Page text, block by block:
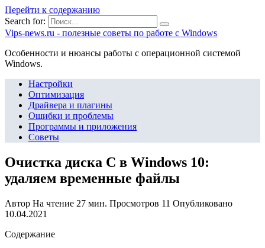
Перейти к содержанию
Search for:
Vips-news.ru - полезные советы по работе с Windows
Особенности и нюансы работы с операционной системой
Windows.
Настройки
Оптимизация
Драйвера и плагины
Ошибки и проблемы
Программы и приложения
Советы
Очистка диска C в Windows 10:
удаляем временные файлы
Автор На чтение 27 мин. Просмотров 11 Опубликовано
10.04.2021
Содержание